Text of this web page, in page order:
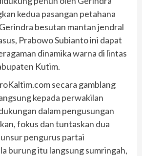
kedua pasangan petahana
besutan mantan jendral
Prabowo Subianto ini dapat
dinamika warna di lintas
Kutim.
secara gamblang
kepada perwakilan
dalam pengusungan
fokus dan tuntaskan dua
pengurus partai
burung itu langsung sumringah,